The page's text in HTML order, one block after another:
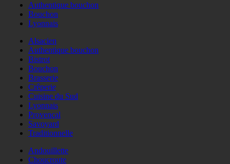
Authentique bouchon
Bouchon
Lyonnais
Alsacien
Authentique bouchon
Bistrot
Bouchon
Brasserie
Crêperie
Cuisine du Sud
Lyonnais
Provençal
Savoyard
Traditionnelle
Andouillette
Choucroute